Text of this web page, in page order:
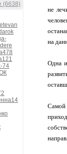
(6638)
74
не
на
Одна
Самой